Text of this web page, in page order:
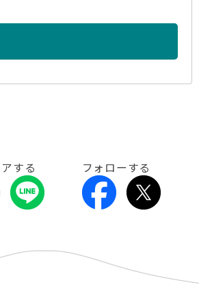
する フォローする